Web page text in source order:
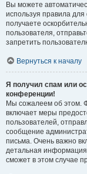
Вы можете
используя правила
получаете
пользователя,
запретить
Вернуться к началу
Я получил спам или
конференции!
Мы сожалеем об этом.
включает меры
пользователей,
сообщение
письма. Очень важно
детальная
сможет в этом случае